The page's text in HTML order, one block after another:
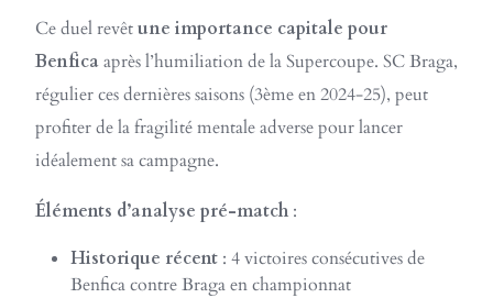
Ce duel revêtune importance capitale pour
Benficaaprès l’humiliation de la Supercoupe. SC Braga,
régulier ces dernières saisons (3ème en 2024-25), peut
profiter de la fragilité mentale adverse pour lancer
idéalement sa campagne.
Éléments d’analyse pré-match :
Historique récent : 4 victoires consécutives de
Benfica contre Braga en championnat